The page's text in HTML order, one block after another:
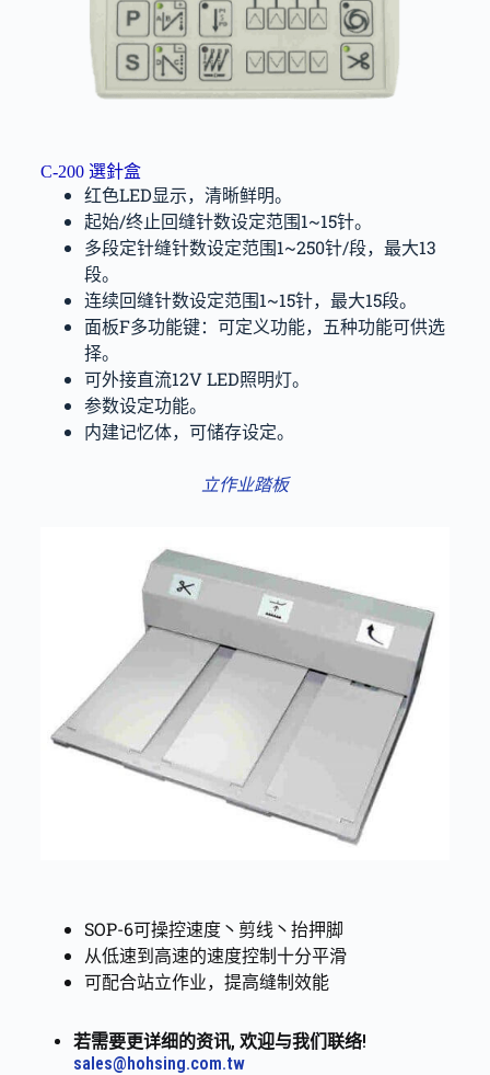
C-200 選針盒
红色LED显示，清晰鲜明。
起始/终止回缝针数设定范围1~15针。
多段定针缝针数设定范围1~250针/段，最大13
段。
连续回缝针数设定范围1~15针，最大15段。
面板F多功能键：可定义功能，五种功能可供选
择。
可外接直流12V LED照明灯。
参数设定功能。
内建记忆体，可储存设定。
立作业踏板
SOP-6可操控速度丶剪线丶抬押脚
从低速到高速的速度控制十分平滑
可配合站立作业，提高缝制效能
若需要更详细的资讯, 欢迎与我们联络!
sales@hohsing.com.tw